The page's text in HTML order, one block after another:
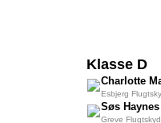
Klasse D
Charlotte
Esbjerg
Søs Haynes
Greve